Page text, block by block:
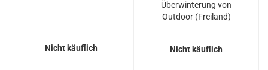
Nicht käuflich
Überwinterung von
Outdoor (Freiland)
Nicht käuflich